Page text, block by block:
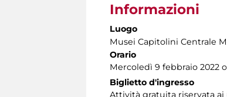
Informazioni
Luogo
Musei Capitolini Centrale
Orario
Mercoledì 9 febbraio 2022
Biglietto d'ingresso
Attività gratuita riservata ai